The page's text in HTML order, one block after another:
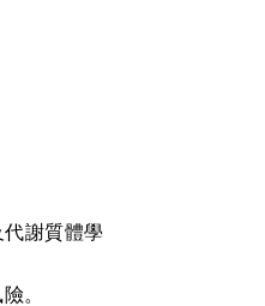
謝質體學
。